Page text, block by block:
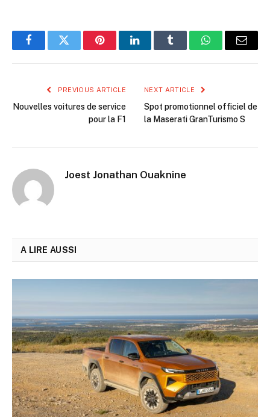
FacebookTwitter PinterestLinkedInTumblr WhatsAppEmail
PREVIOUS ARTICLE
Nouvelles voitures de service
pour la F1
NEXT ARTICLE
Spot promotionnel officiel de
la Maserati GranTurismo S
Joest Jonathan Ouaknine
A LIRE AUSSI